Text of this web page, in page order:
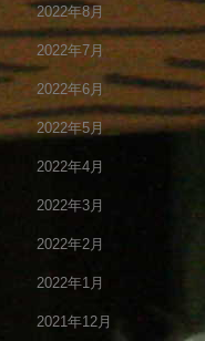
2022年8月
2022年7月
2022年6月
2022年5月
2022年4月
2022年3月
2022年2月
2022年1月
2021年12月